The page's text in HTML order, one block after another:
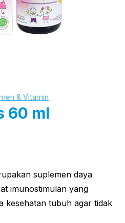
& Vitamin
60 ml
suplemen daya
imunostimulan yang
kesehatan tubuh agar tidak